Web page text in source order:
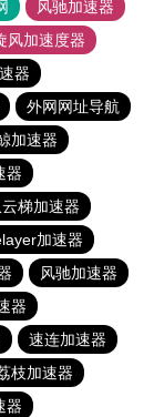
风驰加速器
风加速度器
器
外网网址导航
加速器
器
梯加速器
加速器
风驰加速器
器
速连加速器
枝加速器
器